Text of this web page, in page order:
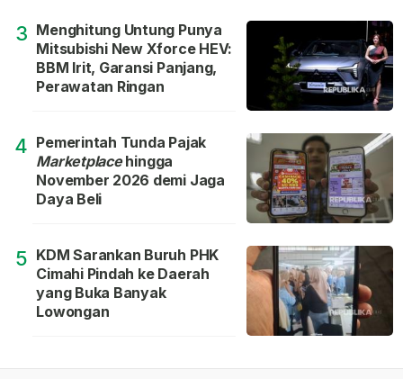
3 Menghitung Untung Punya
Mitsubishi New Xforce HEV:
BBM Irit, Garansi Panjang,
Perawatan Ringan
4 Pemerintah Tunda Pajak
Marketplacehingga
November 2026 demi Jaga
Daya Beli
5 KDM Sarankan Buruh PHK
Cimahi Pindah ke Daerah
yang Buka Banyak
Lowongan